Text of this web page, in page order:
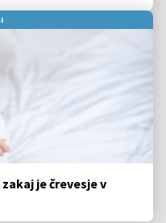
je črevesje v